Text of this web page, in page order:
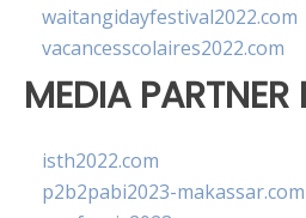
waitangidayfestival2022.com
vacancesscolaires2022.com
MEDIA PARTNER
isth2022.com
p2b2pabi2023-makassar.com